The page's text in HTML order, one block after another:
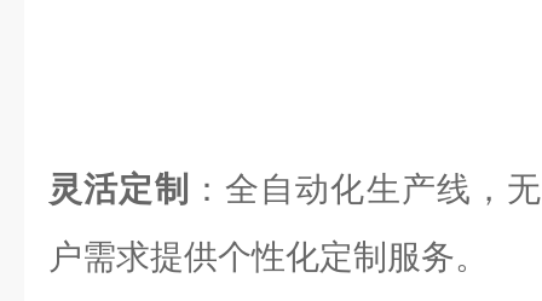
灵活定制
：全自动化生产线，
户需求提供个性化定制服务。